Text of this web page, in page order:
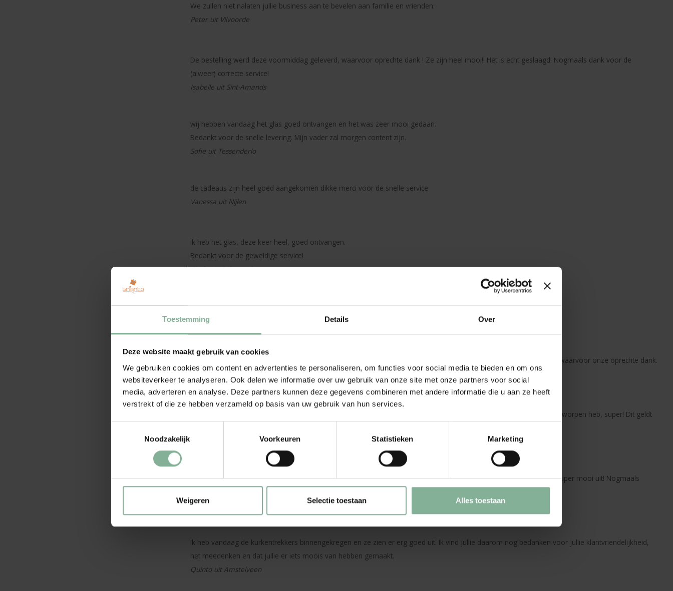
Toestemming Details Over
Deze website maakt gebruik van cookies
We gebruiken cookies om content en advertenties te personaliseren, om functies voor social media te bieden en om ons
websiteverkeer te analyseren. Ook delen we informatie over uw gebruik van onze site met onze partners voor social
media, adverteren en analyse. Deze partners kunnen deze gegevens combineren met andere informatie die u aan ze heeft
verstrekt of die ze hebben verzameld op basis van uw gebruik van hun services.
Noodzakelijk
Voorkeuren Statistieken Marketing
Weigeren Selectie toestaan Alles toestaan
We zullen niet nalaten jullie business aan te bevelen aan familie en vrienden.
Peter uit Vilvoorde
De bestelling werd deze voormiddag geleverd, waarvoor oprechte dank ! Ze zijn heel mooi!! Het is echt geslaagd! Nogmaals dank voor de
(alweer) correcte service!
Isabelle uit Sint-Amands
wij hebben vandaag het glas goed ontvangen en het was zeer mooi gedaan.
Bedankt voor de snelle levering. Mijn vader zal morgen content zijn.
Sofie uit Tessenderlo
de cadeaus zijn heel goed aangekomen dikke merci voor de snelle service
Vanessa uit Nijlen
Ik heb het glas, deze keer heel, goed ontvangen.
Bedankt voor de geweldige service!
Cindy uit Galmaarden
Armela uit Elsene
Voor ons mijn vrouw en andere kinderen,was het of onze dochter kwam terug tot leven in deze prachtige structuur waarvoor onze oprechte dank.
Roger
Zojuist heb ik mijn bestelling in ontvangst genomen en wat is het mooi geworden! Precies zoals ik het op de site ontworpen heb, super! Dit geldt
Annemarie uit Hulshorst
Ik wilde je even laten weten dat ik de flacon al heb ontvangen! Daarnaast ziet deze - en natuurlijk de gravering - er super mooi uit! Nogmaals
Alex uit Amsterdam
Ik heb vandaag de kurkentrekkers binnengekregen en ze zien er erg goed uit. Ik vind jullie daarom nog bedanken voor jullie klantvriendelijkheid,
het meedenken en dat jullie er iets moois van hebben gemaakt.
Quinto uit Amstelveen